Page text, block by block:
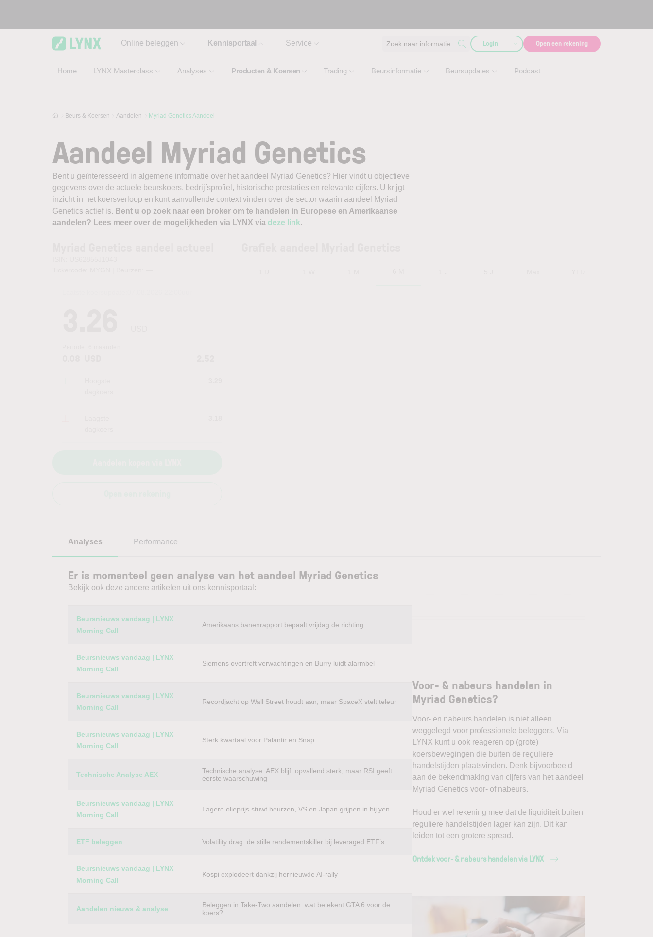
Online beleggen Kennisportaal
Home LYNX Masterclass Analyses Producten & Koersen Trading Beursinformatie Beursupdates Podcast
Service Zoek naar informatie Login Open een rekening
Beurs & Koersen Aandelen Myriad Genetics Aandeel
Aandeel Myriad Genetics
Bent u geïnteresseerd in algemene informatie over het aandeel Myriad Genetics? Hier vindt u objectieve
gegevens over de actuele beurskoers, bedrijfsprofiel, historische prestaties en relevante cijfers. U krijgt
inzicht in het koersverloop en kunt aanvullende context vinden over de sector waarin aandeel Myriad
Genetics actief is. Bent u op zoek naar een broker om te handelen in Europese en Amerikaanse
aandelen? Lees meer over de mogelijkheden via LYNX via deze link.
Analyses Performance
Er is momenteel geen analyse van het aandeel Myriad Genetics
Bekijk ook deze andere artikelen uit ons kennisportaal:
Category Titel
Beursnieuws vandaag | LYNX
Morning Call
Amerikaans banenrapport bepaalt vrijdag de richting
Beursnieuws vandaag | LYNX
Morning Call
Siemens overtreft verwachtingen en Burry luidt alarmbel
Beursnieuws vandaag | LYNX
Morning Call
Recordjacht op Wall Street houdt aan, maar SpaceX stelt teleur
Beursnieuws vandaag | LYNX
Morning Call
Sterk kwartaal voor Palantir en Snap
Technische Analyse AEX
Technische analyse: AEX blijft opvallend sterk, maar RSI geeft
eerste waarschuwing
Beursnieuws vandaag | LYNX
Morning Call
Lagere olieprijs stuwt beurzen, VS en Japan grijpen in bij yen
ETF beleggen Volatility drag: de stille rendementskiller bij leveraged ETF’s
Beursnieuws vandaag | LYNX
Morning Call
Kospi explodeert dankzij hernieuwde AI-rally
Aandelen nieuws & analyse
Beleggen in Take-Two aandelen: wat betekent GTA 6 voor de
koers?
Voor- & nabeurs handelen in
Myriad Genetics?
Voor- en nabeurs handelen is niet alleen
weggelegd voor professionele beleggers. Via
LYNX kunt u ook reageren op (grote)
koersbewegingen die buiten de reguliere
handelstijden plaatsvinden. Denk bijvoorbeeld
aan de bekendmaking van cijfers van het aandeel
Myriad Genetics voor- of nabeurs.
Houd er wel rekening mee dat de liquiditeit buiten
reguliere handelstijden lager kan zijn. Dit kan
leiden tot een grotere spread.
Ontdek voor- & nabeurs handelen via LYNX